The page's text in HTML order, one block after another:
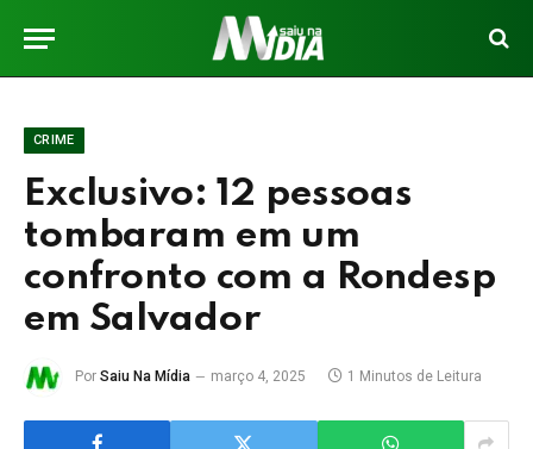
CRIME
Exclusivo: 12 pessoas
tombaram em um
confronto com a Rondesp
em Salvador
Por Saiu Na Mídia março 4, 2025 1 Minutos de Leitura